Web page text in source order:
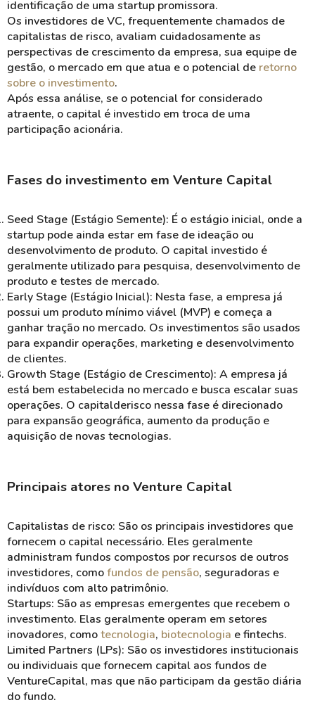
identificação de uma startup promissora.
Os investidores de VC, frequentemente chamados de
capitalistas de risco, avaliam cuidadosamente as
perspectivas de crescimento da empresa, sua equipe de
gestão, o mercado em que atua e o potencial de retorno
sobre o investimento.
Após essa análise, se o potencial for considerado
atraente, o capital é investido em troca de uma
participação acionária.
Fases do investimento em Venture Capital
Seed Stage (Estágio Semente): É o estágio inicial, onde a
startup pode ainda estar em fase de ideação ou
desenvolvimento de produto. O capital investido é
geralmente utilizado para pesquisa, desenvolvimento de
produto e testes de mercado.
Early Stage (Estágio Inicial): Nesta fase, a empresa já
possui um produto mínimo viável (MVP) e começa a
ganhar tração no mercado. Os investimentos são usados
para expandir operações, marketing e desenvolvimento
de clientes.
Growth Stage (Estágio de Crescimento): A empresa já
está bem estabelecida no mercado e busca escalar suas
operações. O capitalderisco nessa fase é direcionado
para expansão geográfica, aumento da produção e
aquisição de novas tecnologias.
Principais atores no Venture Capital
Capitalistas de risco: São os principais investidores que
fornecem o capital necessário. Eles geralmente
administram fundos compostos por recursos de outros
investidores, comofundos de pensão, seguradoras e
indivíduos com alto patrimônio.
Startups: São as empresas emergentes que recebem o
investimento. Elas geralmente operam em setores
inovadores, comotecnologia, biotecnologia e fintechs.
Limited Partners (LPs): São os investidores institucionais
ou individuais que fornecem capital aos fundos de
VentureCapital, mas que não participam da gestão diária
do fundo.